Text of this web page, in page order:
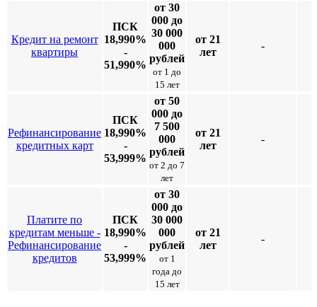
Кредит на ремонт
квартиры
ПСК
18,990%
-
51,990%
от 30
000 до
30 000
000
рублей
от 1 до
15 лет
от 21
лет
-
Рефинансирование
кредитных карт
ПСК
18,990%
-
53,999%
от 50
000 до
7 500
000
рублей
от 2 до 7
лет
от 21
лет
-
Платите по
кредитам меньше -
Рефинансирование
кредитов
ПСК
18,990%
-
53,999%
от 30
000 до
30 000
000
рублей
от 1
года до
15 лет
от 21
лет
-